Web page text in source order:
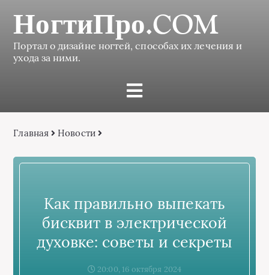
НогтиПро.COM
Портал о дизайне ногтей, способах их лечения и
ухода за ними.
Главная Новости
Как правильно выпекать
бисквит в электрической
духовке: советы и секреты
20:00, 16 октября 2024